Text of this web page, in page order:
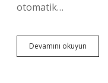
otomatik…
Devamını okuyun
Cep